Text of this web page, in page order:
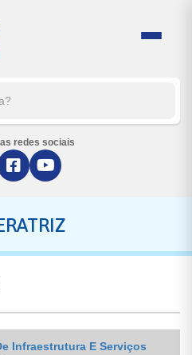
redes sociais
Infraestrutura E Serviços